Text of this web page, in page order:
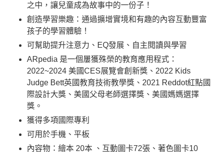
之中，讓兒童成為故事中的一份子！
創造學習樂趣：通過擴增實境和有趣的內容互動豐富
孩子的學習體驗！
可幫助提升注意力、EQ發展、自主閱讀與學習
ARpedia 是一個屢獲殊榮的教育應用程式：
2022~2024 美國CES展覽會創新獎、2022 Kids
Judge Bett英國教育技術教學獎、2021 Reddot紅點國
際設計大獎、美國父母老師選擇獎、美國媽媽選擇
獎。
獲得多項國際專利
可用於手機、平板
內容物：繪本 20本 、互動圖卡72張、著色圖卡10